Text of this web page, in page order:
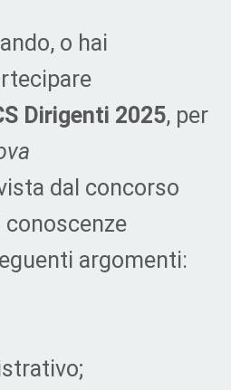
o hai
Dirigenti 2025, per
dal concorso
conoscenze
argomenti: